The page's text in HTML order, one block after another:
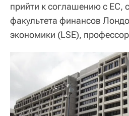
прийти к соглашению с ЕС,
факультета финансов
экономики (LSE),